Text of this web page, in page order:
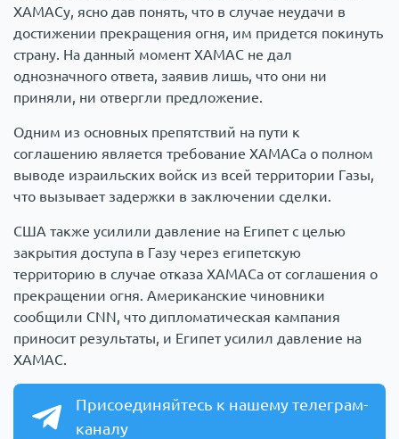
ХАМАСу, ясно дав понять, что в случае неудачи в
достижении прекращения огня, им придется покинуть
страну. На данный момент ХАМАС не дал
однозначного ответа, заявив лишь, что они ни
приняли, ни отвергли предложение.
Одним из основных препятствий на пути к
соглашению является требование ХАМАСа о полном
выводе израильских войск из всей территории Газы,
что вызывает задержки в заключении сделки.
США также усилили давление на Египет с целью
закрытия доступа в Газу через египетскую
территорию в случае отказа ХАМАСа от соглашения о
прекращении огня. Американские чиновники
сообщили CNN, что дипломатическая кампания
приносит результаты, и Египет усилил давление на
ХАМАС.
Присоединяйтесь к нашему телеграм-
каналу